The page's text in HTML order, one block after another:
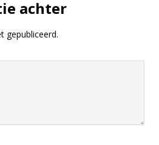
achter
gepubliceerd.